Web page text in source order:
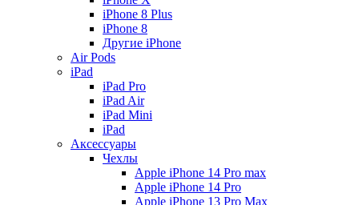
iPhone 8 Plus
iPhone 8
Другие iPhone
Air Pods
iPad
iPad Pro
iPad Air
iPad Mini
iPаd
Аксессуары
Чехлы
Apple iPhone 14 Pro max
Apple iPhone 14 Pro
Apple iPhone 13 Pro Max